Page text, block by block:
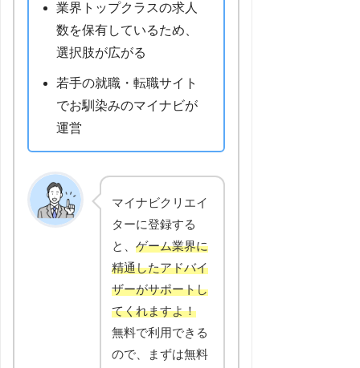
業界トップクラスの求人
数を保有しているため、
選択肢が広がる
若手の就職・転職サイト
でお馴染みのマイナビが
運営
マイナビクリエイ
ターに登録する
と、 ゲーム業界に
精通したアドバイ
ザーがサポートし
てくれますよ！
無料で利用できる
ので、まずは無料